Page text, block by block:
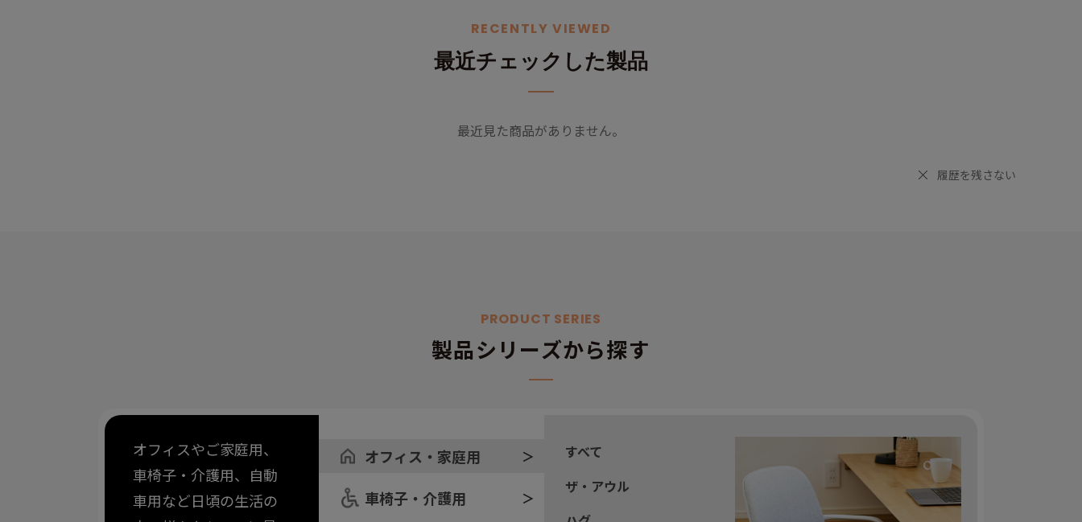
RECENTLY VIEWED
最近チェックした製品
最近見た商品がありません。
履歴を残さない
PRODUCT SERIES
製品シリーズから探す
オフィスやご家庭用、
車椅子・介護用、自動
車用など日頃の生活の
オフィス・家庭用
車椅子・介護用
すべて
ザ・アウル